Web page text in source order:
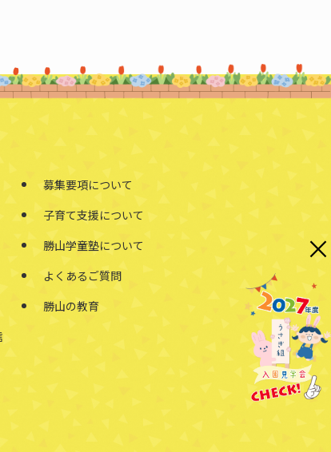
募集要項について
子育て支援について
勝山学童塾について
よくあるご質問
勝山の教育
×